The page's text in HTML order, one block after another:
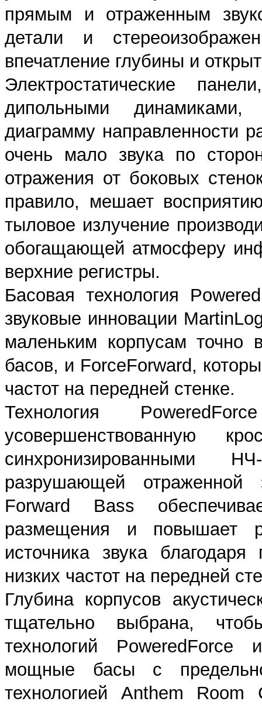
прямым и отраженным
детали и
впечатление глубины и
Электростатические
дипольными динамиками,
диаграмму направленности
очень мало звука по
отражения от боковых
правило, мешает
тыловое излучение
обогащающей атмосферу
верхние регистры.
Басовая технология
звуковые инновации
маленьким корпусам точно
басов, и ForceForward,
частот на передней стенке.
Технология
усовершенствованную
синхронизированными
разрушающей отраженной
Forward Bass
размещения и повышает
источника звука
низких частот на передней
Глубина корпусов
тщательно выбрана,
технологий
мощные басы с
технологией Anthem